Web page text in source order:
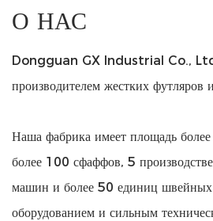
О НАС
Dongguan GX Industrial Co., Ltd,
производителем жестких
Наша фабрика имеет площадь
более 100 сфаффов, 5
машин и более 50 единиц
оборудованием и сильным